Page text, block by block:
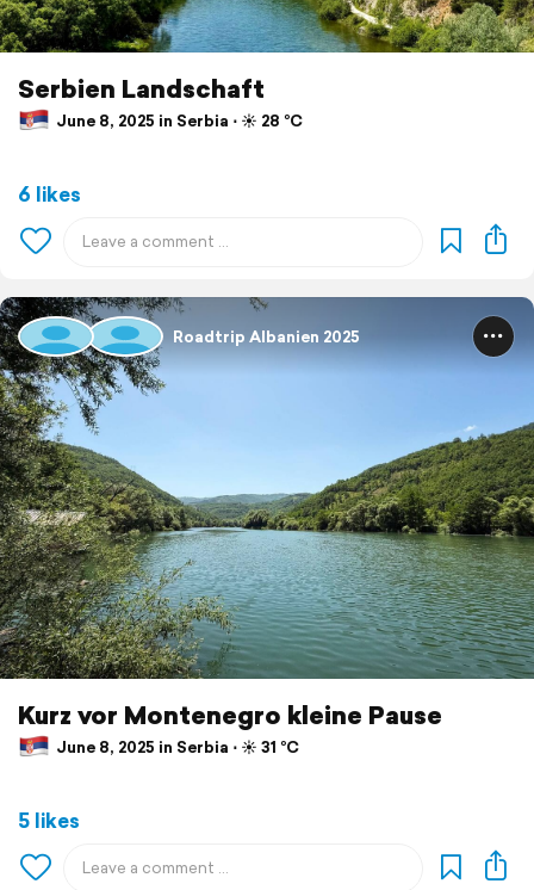
Serbien Landschaft
June 8, 2025 in Serbia ⋅ ☀️ 28 °C
6 likes
Roadtrip Albanien 2025
Kurz vor Montenegro kleine Pause
June 8, 2025 in Serbia ⋅ ☀️ 31 °C
5 likes